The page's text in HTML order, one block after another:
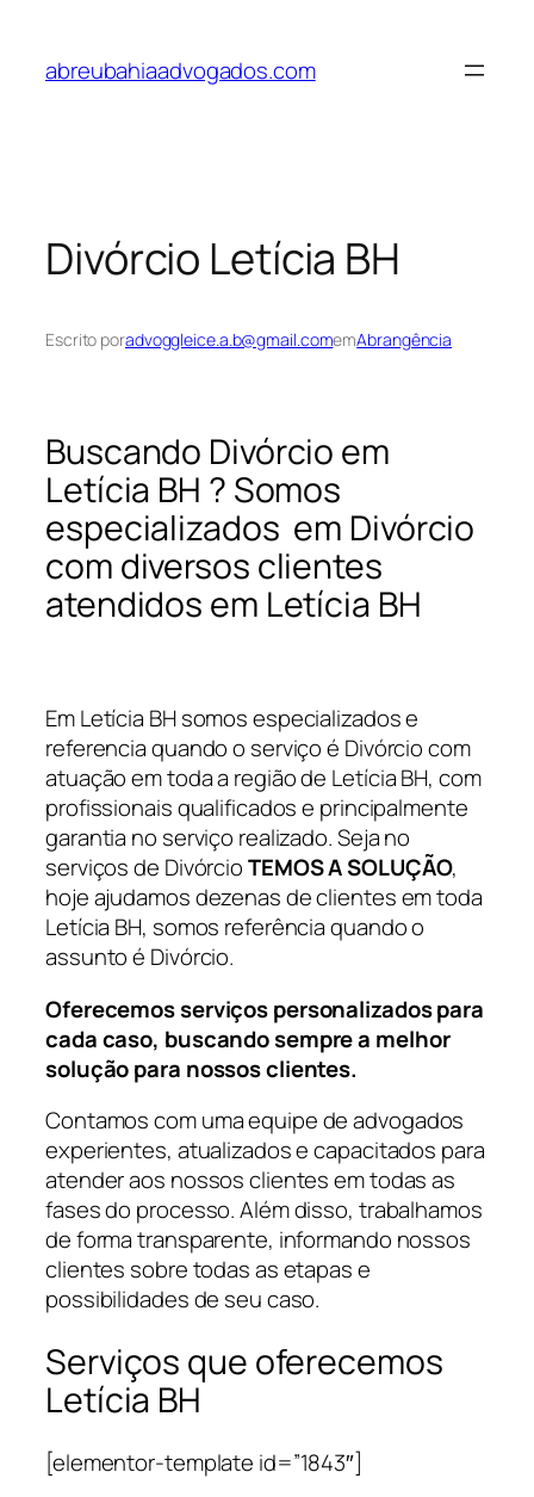
abreubahiaadvogados.com
Divórcio Letícia BH
Escrito poradvoggleice.a.b@gmail.comemAbrangência
Buscando Divórcio em
Letícia BH ? Somos
especializados em Divórcio
com diversos clientes
atendidos em Letícia BH
Em Letícia BH somos especializados e
referencia quando o serviço é Divórcio com
atuação em toda a região de Letícia BH, com
profissionais qualificados e principalmente
garantia no serviço realizado. Seja no
serviços de DivórcioTEMOS A SOLUÇÃO,
hoje ajudamos dezenas de clientes em toda
Letícia BH, somos referência quando o
assunto é Divórcio.
Oferecemos serviços personalizados para
cada caso, buscando sempre a melhor
solução para nossos clientes.
Contamos com uma equipe de advogados
experientes, atualizados e capacitados para
atender aos nossos clientes em todas as
fases do processo. Além disso, trabalhamos
de forma transparente, informando nossos
clientes sobre todas as etapas e
possibilidades de seu caso.
Serviços que oferecemos
Letícia BH
[elementor-template id=”1843″]